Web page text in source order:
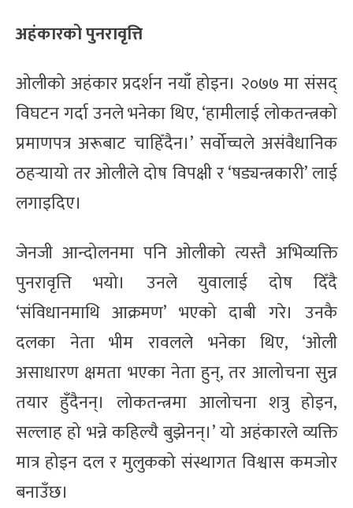
अहंकारको पुनरावृत्ति
ओलीको अहंकार प्रदर्शन नयाँ होइन। २०७७ मा संसद्
विघटन गर्दा उनले भनेका थिए, ‘हामीलाई लोकतन्त्रको
प्रमाणपत्र अरूबाट चाहिँदैन।’ सर्वोच्चले असंवैधानिक
ठहर्‍यायो तर ओलीले दोष विपक्षी र ‘षड्यन्त्रकारी’ लाई
लगाइदिए।
जेनजी आन्दोलनमा पनि ओलीको त्यस्तै अभिव्यक्ति
पुनरावृत्ति भयो। उनले युवालाई दोष दिँदै
‘संविधानमाथि आक्रमण’ भएको दाबी गरे। उनकै
दलका नेता भीम रावलले भनेका थिए, ‘ओली
असाधारण क्षमता भएका नेता हुन्, तर आलोचना सुन्न
तयार हुँदैनन्। लोकतन्त्रमा आलोचना शत्रु होइन,
सल्लाह हो भन्ने कहिल्यै बुझेनन्।’ यो अहंकारले व्यक्ति
मात्र होइन दल र मुलुकको संस्थागत विश्वास कमजोर
बनाउँछ।